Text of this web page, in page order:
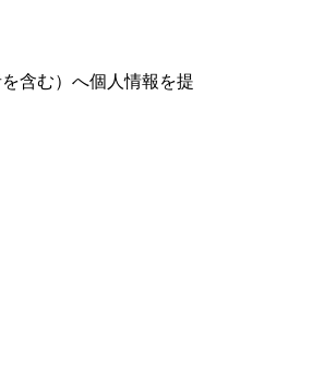
含む）へ個人情報を提